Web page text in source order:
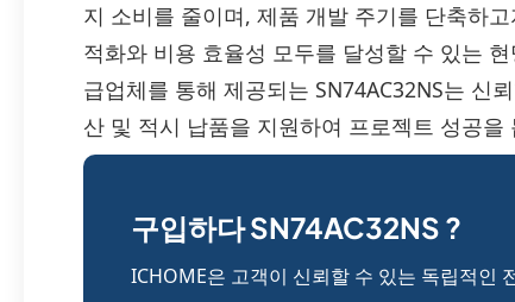
지 소비를 줄이며, 제품 개발 주기를 단축하
적화와 비용 효율성 모두를 달성할 수 있는
급업체를 통해 제공되는 SN74AC32NS는 신
산 및 적시 납품을 지원하여 프로젝트 성공을
구입하다 SN74AC32NS ?
ICHOME은 고객이 신뢰할 수 있는 독립적인